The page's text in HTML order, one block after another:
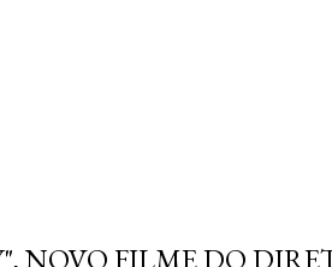
NOVO FILME DO